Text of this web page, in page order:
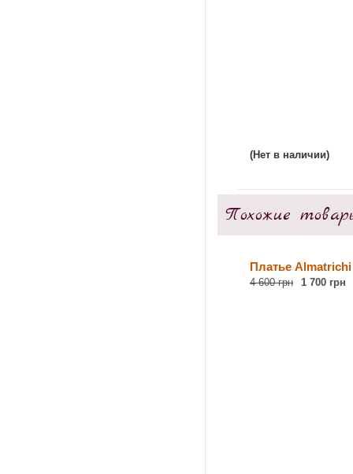
(Нет в наличии)
Похожие
Платье Almatrichi
4 600 грн 1 700 грн